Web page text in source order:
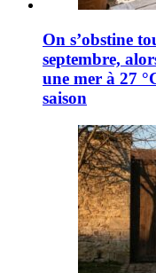
On s’obstine
septembre,
une mer à 27
saison